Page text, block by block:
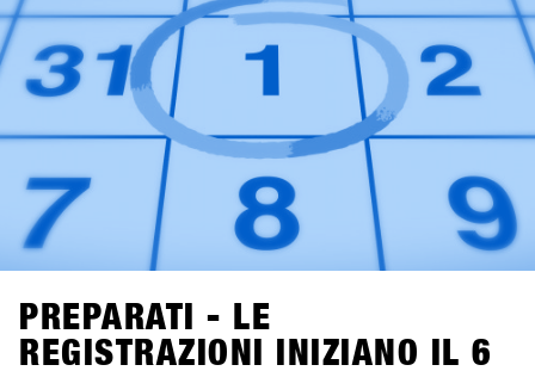
PREPARATI - LE
REGISTRAZIONI INIZIANO IL 6